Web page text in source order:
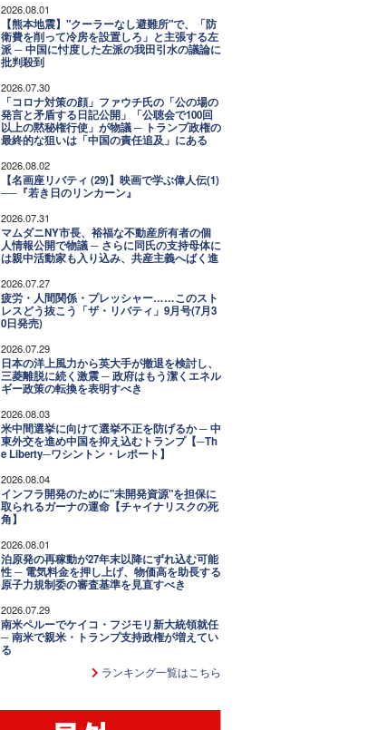
2026.08.01
【熊本地震】"クーラーなし避難所"で、「防
衛費を削って冷房を設置しろ」と主張する左
派 ─ 中国に忖度した左派の我田引水の議論に
批判殺到
2026.07.30
「コロナ対策の顔」ファウチ氏の「公の場の
発言と矛盾する日記公開」「公聴会で100回
以上の黙秘権行使」が物議 ─ トランプ政権の
最終的な狙いは「中国の責任追及」にある
2026.08.02
【名画座リバティ (29)】映画で学ぶ偉人伝(1)
──『若き日のリンカーン』
2026.07.31
マムダニNY市長、裕福な不動産所有者の個
人情報公開で物議 ─ さらに同氏の支持母体に
は親中活動家も入り込み、共産主義へばく進
2026.07.27
疲労・人間関係・プレッシャー……このスト
レスどう抜こう「ザ・リバティ」9月号(7月3
0日発売)
2026.07.29
日本の洋上風力から英大手が撤退を検討し、
三菱離脱に続く激震 ─ 政府はもう潔くエネル
ギー政策の転換を表明すべき
2026.08.03
米中間選挙に向けて選挙不正を防げるか ─ 中
東外交を進め中国を抑え込むトランプ【─Th
e Liberty─ワシントン・レポート】
2026.08.04
インフラ開発のために"未開発資源"を担保に
取られるガーナの運命【チャイナリスクの死
角】
2026.08.01
泊原発の再稼動が27年末以降にずれ込む可能
性 ─ 電気料金を押し上げ、物価高を助長する
原子力規制委の審査基準を見直すべき
2026.07.29
南米ペルーでケイコ・フジモリ新大統領就任
─ 南米で親米・トランプ支持政権が増えてい
る
ランキング一覧はこちら